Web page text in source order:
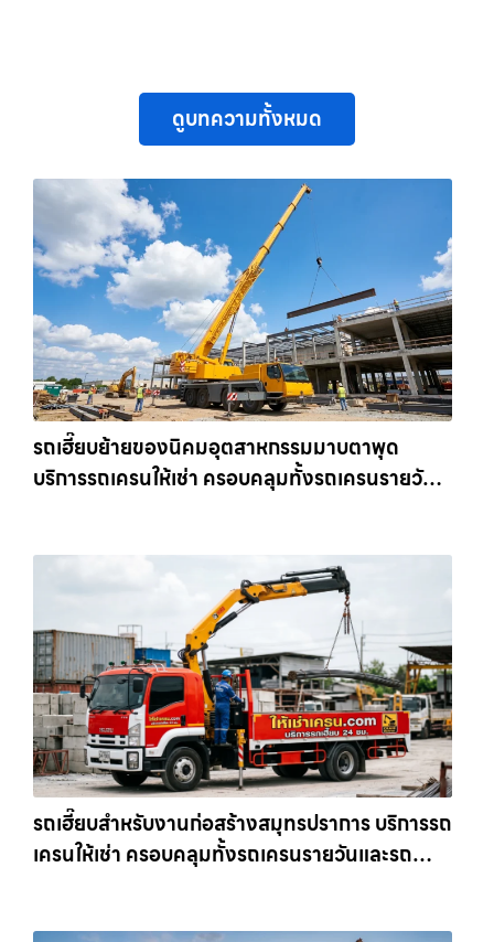
ดูบทความทั้งหมด
รถเฮี๊ยบย้ายของนิคมอุตสาหกรรมมาบตาพุด
บริการรถเครนให้เช่า ครอบคลุมทั้งรถเครนรายวัน
รถเฮี๊ยบสำหรับงานก่อสร้างสมุทรปราการ บริการรถ
เครนให้เช่า ครอบคลุมทั้งรถเครนรายวันและรถ